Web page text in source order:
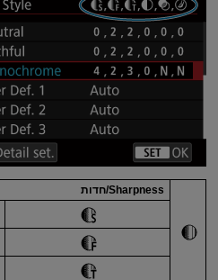
Sharpness/חדות